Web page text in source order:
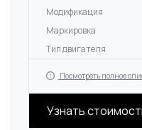
Модификация
Маркировка
Тип двигателя
Посмотреть полное
Узнать